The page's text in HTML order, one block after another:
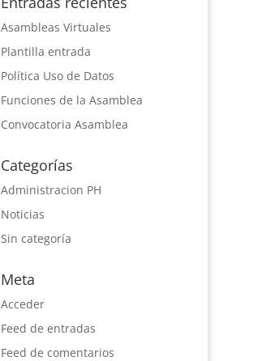
Asambleas Virtuales
Plantilla entrada
Política Uso de Datos
Funciones de la Asamblea
Convocatoria Asamblea
Categorías
Administracion PH
Noticias
Sin categoría
Meta
Acceder
Feed de entradas
Feed de comentarios